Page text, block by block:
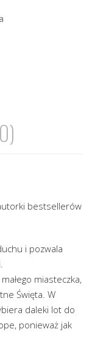
bestsellerów
i pozwala
miasteczka,
Święta. W
daleki lot do
ponieważ jak